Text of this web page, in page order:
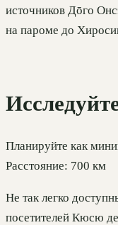
источников Дōго
на пароме до
Планируйте как
Расстояние: 700 км
Не так легко
посетителей Кюсю